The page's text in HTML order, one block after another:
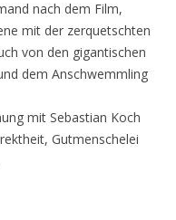
nach dem Film,
mit der zerquetschten
von den gigantischen
dem Anschwemmling
mit Sebastian Koch
Gutmenschelei